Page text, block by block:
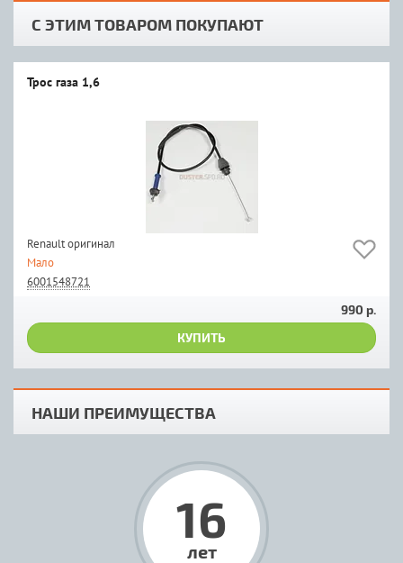
С ЭТИМ ТОВАРОМ ПОКУПАЮТ
Трос газа 1,6
Renault оригинал
Мало
6001548721
990 р.
КУПИТЬ
НАШИ ПРЕИМУЩЕСТВА
16
лет